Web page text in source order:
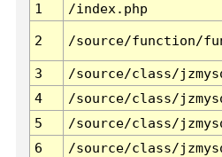
1
/index.php
2 /source/function/
3 /source/class/
4
/source/class/
5
/source/class/
6
/source/class/